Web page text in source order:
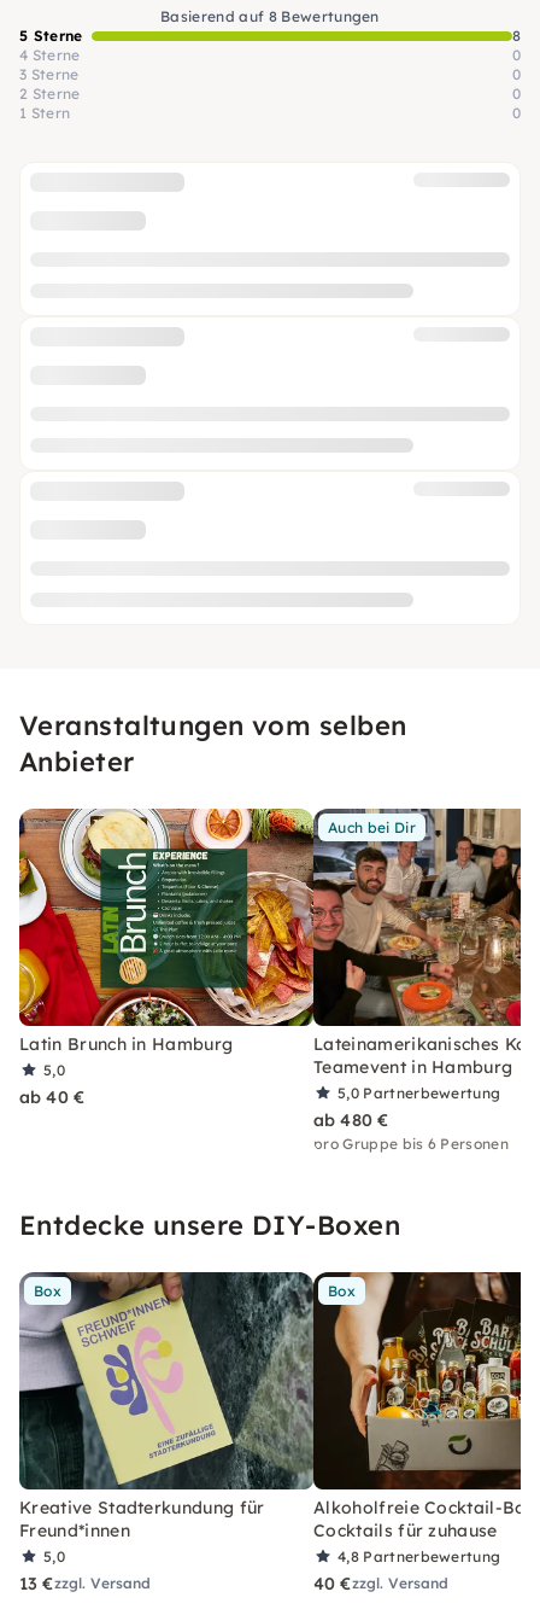
Basierend auf 8 Bewertungen
5 Sterne
8
4 Sterne
0
3 Sterne
0
2 Sterne
0
1 Stern
0
Veranstaltungen vom selben
Anbieter
Latin Brunch in Hamburg
5,0
ab 40 €
Auch bei Dir
Lateinamerikanisches
Teamevent in Hamburg
5,0 Partnerbewertung
ab 480 €
pro Gruppe bis 6 Personen
Entdecke unsere DIY-Boxen
Box
Kreative Stadterkundung für
Freund*innen
5,0
13 €zzgl. Versand
Box
Alkoholfreie Cocktail-Box
Cocktails für zuhause
4,8 Partnerbewertung
40 €zzgl. Versand